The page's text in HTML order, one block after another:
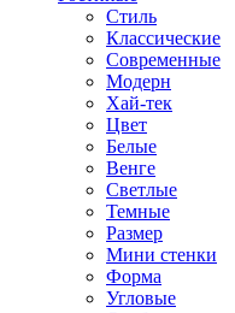
Стиль
Классические
Современные
Модерн
Хай-тек
Цвет
Белые
Венге
Светлые
Темные
Размер
Мини стенки
Форма
Угловые